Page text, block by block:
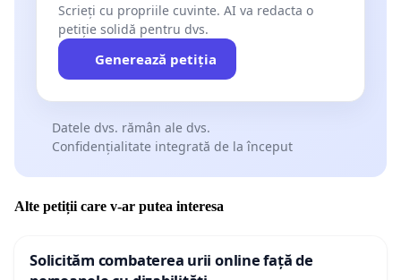
Scrieți cu propriile cuvinte. AI va redacta o
petiție solidă pentru dvs.
Generează petiția
Datele dvs. rămân ale dvs.
Confidențialitate integrată de la început
Alte petiții care v-ar putea interesa
Solicităm combaterea urii online față de